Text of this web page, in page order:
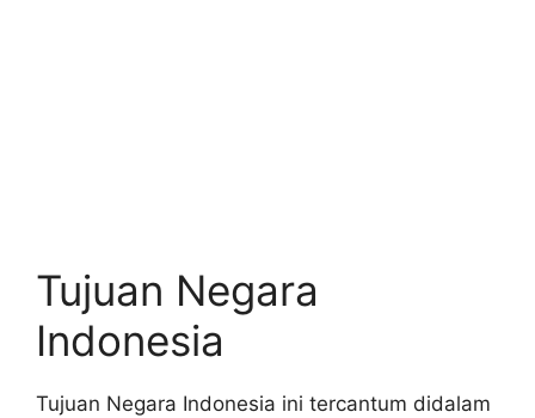
Tujuan Negara
Indonesia
Tujuan Negara Indonesia ini tercantum didalam